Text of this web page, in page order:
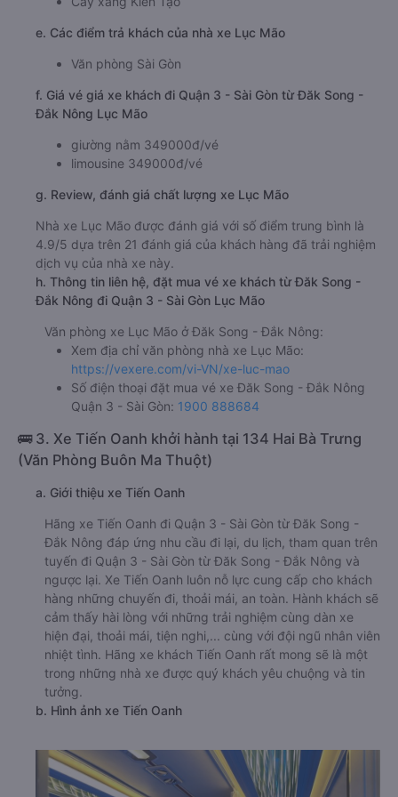
e. Các điểm trả khách của nhà xe Lục Mão
Văn phòng Sài Gòn
f. Giá vé giá xe khách đi Quận 3 - Sài Gòn từ Đăk Song -
Đắk Nông Lục Mão
giường nằm 349000đ/vé
limousine 349000đ/vé
g. Review, đánh giá chất lượng xe Lục Mão
Nhà xe Lục Mão được đánh giá với số điểm trung bình là
4.9/5 dựa trên 21 đánh giá của khách hàng đã trải nghiệm
dịch vụ của nhà xe này.
h. Thông tin liên hệ, đặt mua vé xe khách từ Đăk Song -
Đắk Nông đi Quận 3 - Sài Gòn Lục Mão
Văn phòng xe Lục Mão ở Đăk Song - Đắk Nông:
Xem địa chỉ văn phòng nhà xe Lục Mão:
https://vexere.com/vi-VN/xe-luc-mao
Số điện thoại đặt mua vé xe Đăk Song - Đắk Nông
Quận 3 - Sài Gòn: 1900 888684
🚌 3. Xe Tiến Oanh khởi hành tại 134 Hai Bà Trưng
(Văn Phòng Buôn Ma Thuột)
a. Giới thiệu xe Tiến Oanh
Hãng xe Tiến Oanh đi Quận 3 - Sài Gòn từ Đăk Song -
Đắk Nông đáp ứng nhu cầu đi lại, du lịch, tham quan trên
tuyến đi Quận 3 - Sài Gòn từ Đăk Song - Đắk Nông và
ngược lại. Xe Tiến Oanh luôn nỗ lực cung cấp cho khách
hàng những chuyến đi, thoải mái, an toàn. Hành khách sẽ
cảm thấy hài lòng với những trải nghiệm cùng dàn xe
hiện đại, thoải mái, tiện nghi,... cùng với đội ngũ nhân viên
nhiệt tình. Hãng xe khách Tiến Oanh rất mong sẽ là một
trong những nhà xe được quý khách yêu chuộng và tin
tưởng.
b. Hình ảnh xe Tiến Oanh